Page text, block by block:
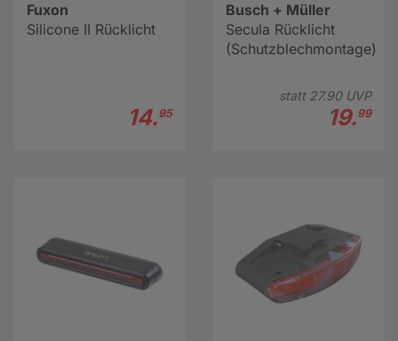
Fuxon
Silicone II Rücklicht
14.95
Busch + Müller
Secula Rücklicht
(Schutzblechmontage)
statt 27.90UVP
19.99